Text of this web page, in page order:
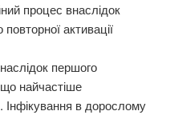
процес внаслідок
активації
першого
найчастіше
Інфікування в дорослому